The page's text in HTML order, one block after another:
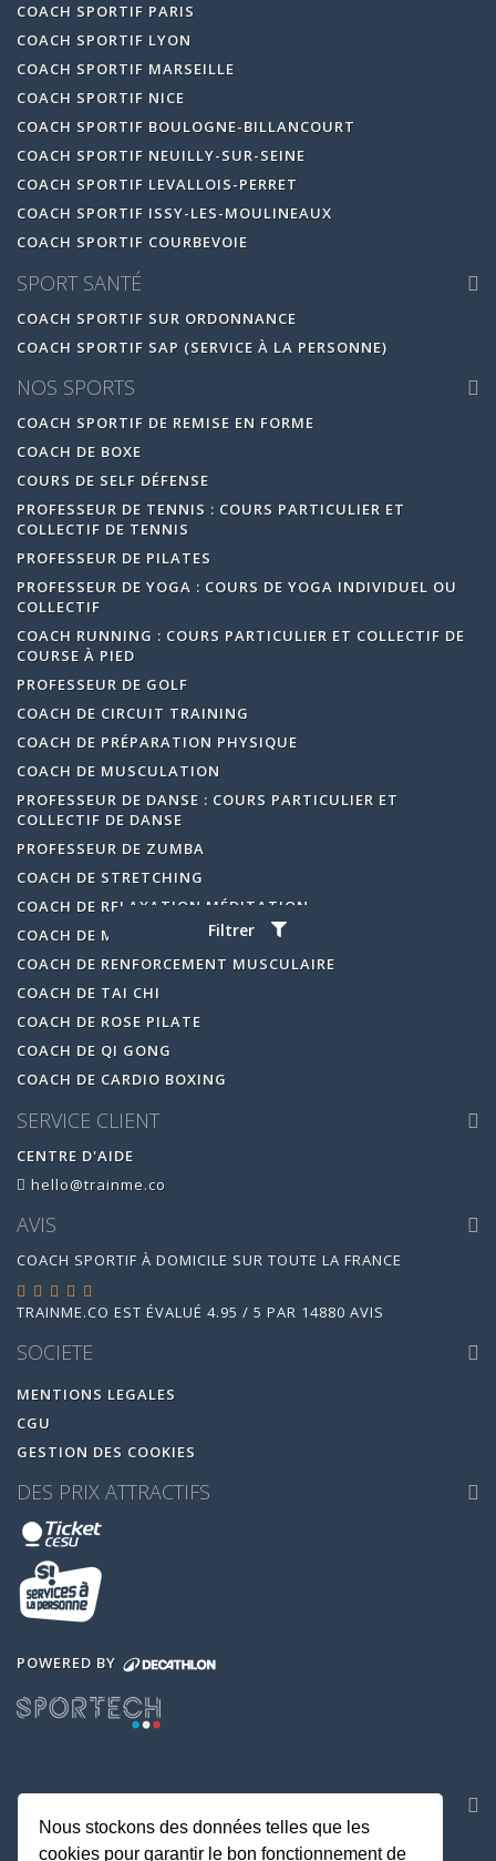
Filtrer
COACH SPORTIF PARIS
COACH SPORTIF LYON
COACH SPORTIF MARSEILLE
COACH SPORTIF NICE
COACH SPORTIF BOULOGNE-BILLANCOURT
COACH SPORTIF NEUILLY-SUR-SEINE
COACH SPORTIF LEVALLOIS-PERRET
COACH SPORTIF ISSY-LES-MOULINEAUX
COACH SPORTIF COURBEVOIE
SPORT SANTÉ
COACH SPORTIF SUR ORDONNANCE
COACH SPORTIF SAP (SERVICE À LA PERSONNE)
NOS SPORTS
COACH SPORTIF DE REMISE EN FORME
COACH DE BOXE
COURS DE SELF DÉFENSE
PROFESSEUR DE TENNIS : COURS PARTICULIER ET
COLLECTIF DE TENNIS
PROFESSEUR DE PILATES
PROFESSEUR DE YOGA : COURS DE YOGA INDIVIDUEL OU
COLLECTIF
COACH RUNNING : COURS PARTICULIER ET COLLECTIF DE
COURSE À PIED
PROFESSEUR DE GOLF
COACH DE CIRCUIT TRAINING
COACH DE PRÉPARATION PHYSIQUE
COACH DE MUSCULATION
PROFESSEUR DE DANSE : COURS PARTICULIER ET
COLLECTIF DE DANSE
PROFESSEUR DE ZUMBA
COACH DE STRETCHING
COACH DE RELAXATION MÉDITATION
COACH DE MARCHE NORDIQUE
COACH DE RENFORCEMENT MUSCULAIRE
COACH DE TAI CHI
COACH DE ROSE PILATE
COACH DE QI GONG
COACH DE CARDIO BOXING
SERVICE CLIENT
CENTRE D'AIDE
hello@trainme.co
AVIS
COACH SPORTIF À DOMICILE SUR TOUTE LA FRANCE
TRAINME.CO EST ÉVALUÉ 4.95 / 5 PAR 14880 AVIS
SOCIETE
MENTIONS LEGALES
CGU
GESTION DES COOKIES
DES PRIX ATTRACTIFS
POWERED BY
Nous stockons des données telles que les
cookies pour garantir le bon fonctionnement de